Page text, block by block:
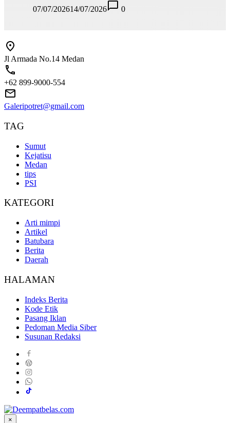
07/07/202614/07/2026 0
Jl Armada No.14 Medan
+62 899-9000-554
Galeripotret@gmail.com
TAG
Sumut
Kejatisu
Medan
tips
PSI
KATEGORI
Arti mimpi
Artikel
Batubara
Berita
Daerah
HALAMAN
Indeks Berita
Kode Etik
Pasang Iklan
Pedoman Media Siber
Susunan Redaksi
×